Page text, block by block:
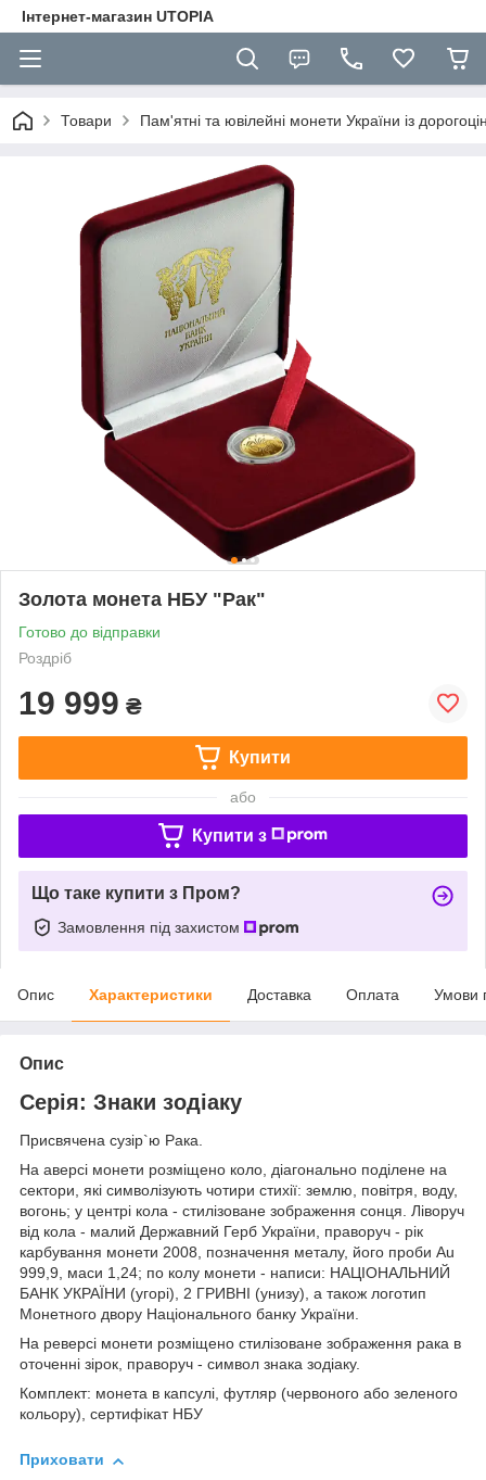
Інтернет-магазин UTOPIA
Товари Пам'ятні та ювілейні монети України із
Золота монета НБУ "Рак"
Готово до відправки
Роздріб
19 999 ₴
Купити
або
Купити з
Що таке купити з Пром?
Замовлення під захистом
Опис Характеристики Доставка Оплата Умови
Опис
Серія: Знаки зодіаку
Присвячена сузір`ю Рака.
На аверсі монети розміщено коло, діагонально поділене на
сектори, які символізують чотири стихії: землю, повітря, воду,
вогонь; у центрі кола - стилізоване зображення сонця. Ліворуч
від кола - малий Державний Герб України, праворуч - рік
карбування монети 2008, позначення металу, його проби Au
999,9, маси 1,24; по колу монети - написи: НАЦІОНАЛЬНИЙ
БАНК УКРАЇНИ (угорі), 2 ГРИВНІ (унизу), а також логотип
Монетного двору Національного банку України.
На реверсі монети розміщено стилізоване зображення рака в
оточенні зірок, праворуч - символ знака зодіаку.
Комплект: монета в капсулі, футляр (червоного або зеленого
кольору), сертифікат НБУ
Приховати